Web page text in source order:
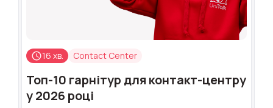
16 хв. Contact Center
Топ-10 гарнітур для контакт-центру
у 2026 році